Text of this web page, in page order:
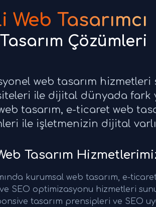
Web Tasarımcı
Çözümleri
web tasarım
ile dijital dünyada fark
tasarım, e-ticaret web
ile işletmenizin dijital
Tasarım
kurumsal web tasarım, e-
SEO optimizasyonu hizmetleri
tasarım prensipleri ve SEO